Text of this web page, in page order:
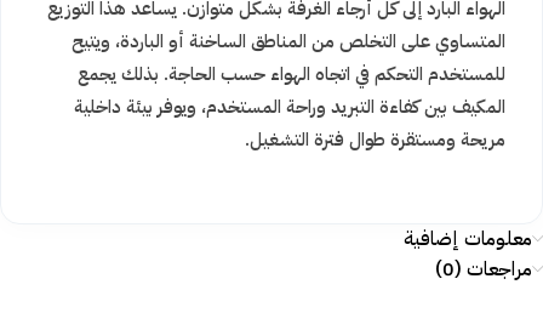
الهواء البارد إلى كل أرجاء الغرفة بشكل متوازن. يساعد هذا التوزيع
المتساوي على التخلص من المناطق الساخنة أو الباردة، ويتيح
للمستخدم التحكم في اتجاه الهواء حسب الحاجة. بذلك يجمع
المكيف بين كفاءة التبريد وراحة المستخدم، ويوفر بيئة داخلية
مريحة ومستقرة طوال فترة التشغيل.
معلومات إضافية
مراجعات (0)